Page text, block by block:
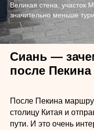
Великая стена, участок
значительно меньше
Сиань —
после Пекина
После Пекина
столицу Китая и
пути. И это очень